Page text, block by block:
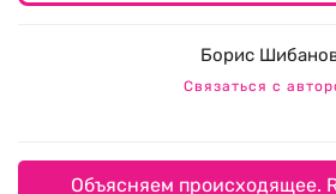
Борис
Связаться с
Объясняем происходящее.